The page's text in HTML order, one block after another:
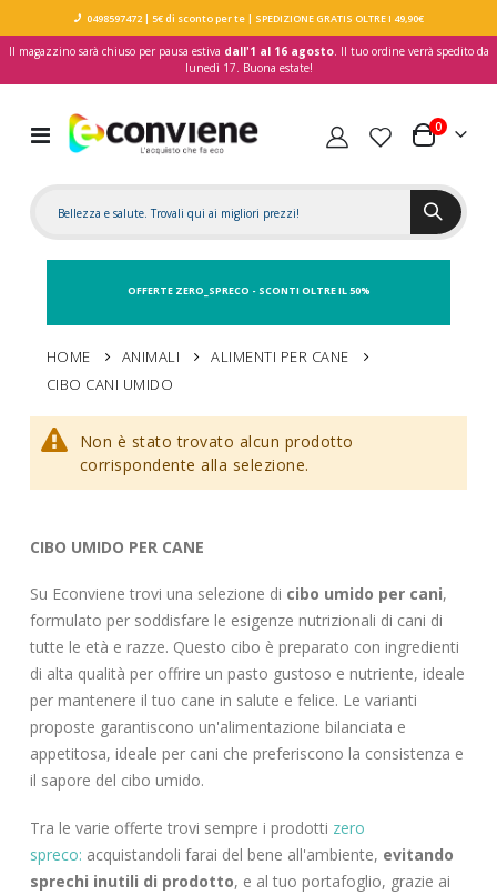
0498597472| 5€ di sconto per te| SPEDIZIONE GRATIS OLTRE I 49,90€
Il magazzino sarà chiuso per pausa estiva dall'1 al 16 agosto. Il tuo ordine verrà spedito da
lunedì 17. Buona estate!
Toggle
Nav
Carrello
0elementi
OFFERTE ZERO_SPRECO - SCONTI OLTRE IL 50%
HOME ANIMALI
ALIMENTI PER CANE
CIBO CANI UMIDO
Non è stato trovato alcun prodotto
corrispondente alla selezione.
CIBO UMIDO PER CANE
Su Econviene trovi una selezione di cibo umido per cani,
formulato per soddisfare le esigenze nutrizionali di cani di
tutte le età e razze. Questo cibo è preparato con ingredienti
di alta qualità per offrire un pasto gustoso e nutriente, ideale
per mantenere il tuo cane in salute e felice. Le varianti
proposte garantiscono un'alimentazione bilanciata e
appetitosa, ideale per cani che preferiscono la consistenza e
il sapore del cibo umido.
Tra le varie offerte trovi sempre i prodotti zero
spreco: acquistandoli farai del bene all'ambiente, evitando
sprechi inutili di prodotto, e al tuo portafoglio, grazie ai